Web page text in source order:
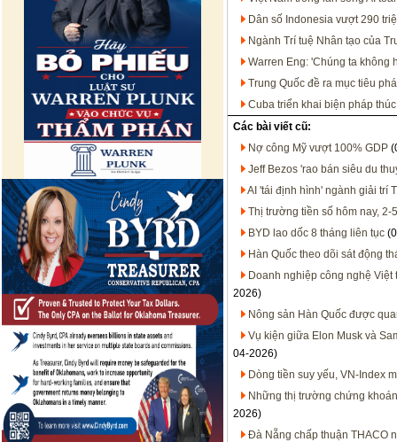
Dân số Indonesia vượt 290
Ngành Trí tuệ Nhân tạo của
Warren Eng: 'Chúng ta không
Trung Quốc đề ra mục tiêu
Cuba triển khai biện pháp
Các bài viết cũ:
Nợ công Mỹ vượt 100% GDP
Jeff Bezos 'rao bán siêu du
AI 'tái định hình' ngành giải trí
Thị trường tiền số hôm nay,
BYD lao dốc 8 tháng liên tục
Hàn Quốc theo dõi sát động
Doanh nghiệp công nghệ
2026)
Nông sản Hàn Quốc được
Vụ kiện giữa Elon Musk và
04-2026)
Dòng tiền suy yếu, VN-Index
Những thị trường chứng
2026)
Đà Nẵng chấp thuận THACO